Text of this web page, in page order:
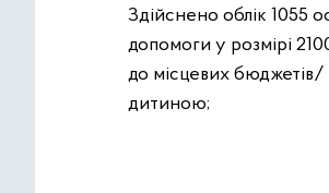
Здійснено облік 1055
допомоги у розмірі
до місцевих
дитиною;